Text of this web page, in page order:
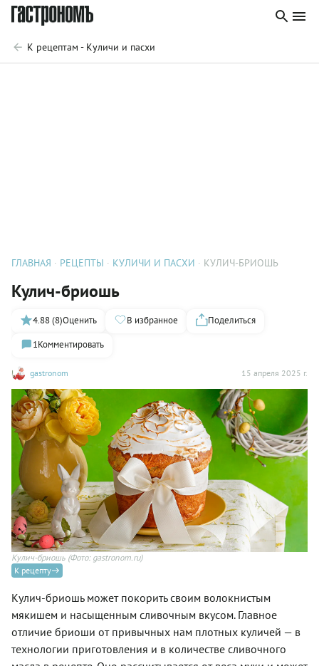
К рецептам - Куличи и пасхи
ГЛАВНАЯ РЕЦЕПТЫ КУЛИЧИ И ПАСХИ КУЛИЧ-БРИОШЬ
Кулич-бриошь
gastronom 15 апреля 2025 г.
4.88 (8)Оценить В избранное
Поделиться
1Комментировать
Кулич-бриошь (Фото: gastronom.ru)
К рецепту
Кулич-бриошь может покорить своим волокнистым
мякишем и насыщенным сливочным вкусом. Главное
отличие бриоши от привычных нам плотных куличей — в
технологии приготовления и в количестве сливочного